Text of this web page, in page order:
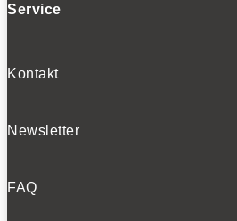
Service
Kontakt
Newsletter
FAQ